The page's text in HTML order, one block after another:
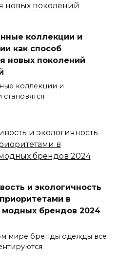
коллекции и
как способ
новых поколений
коллекции и
и экологичность
в
модных брендов 2024
мире бренды одежды все